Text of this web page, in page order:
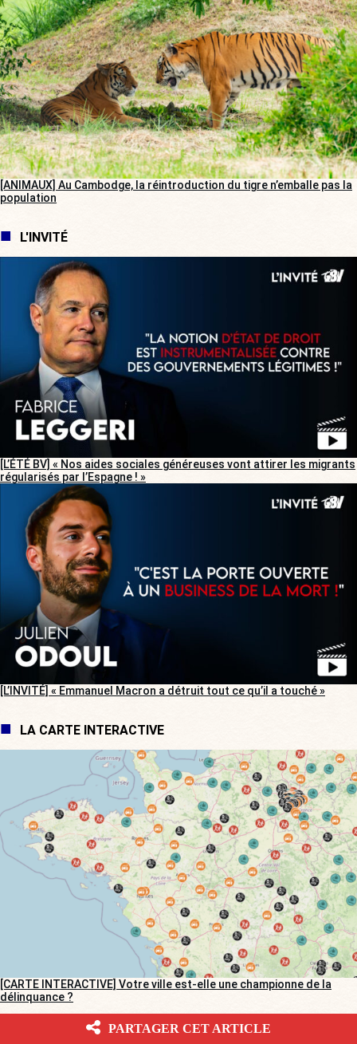
[ANIMAUX] Au Cambodge, la réintroduction du tigre n’emballe pas la
population
L'INVITÉ
[L’ÉTÉ BV] « Nos aides sociales généreuses vont attirer les migrants
régularisés par l’Espagne ! »
[L’INVITÉ] « Emmanuel Macron a détruit tout ce qu’il a touché »
LA CARTE INTERACTIVE
[CARTE INTERACTIVE] Votre ville est-elle une championne de la
délinquance ?
BV DANS LES MÉDIAS
PARTAGER CET ARTICLE